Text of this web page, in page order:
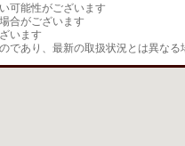
可能性がございます
合がございます
います
であり、最新の取扱状況とは異なる